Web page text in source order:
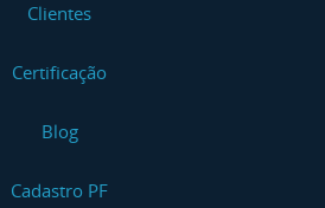
Clientes
Certificação
Blog
Cadastro PF